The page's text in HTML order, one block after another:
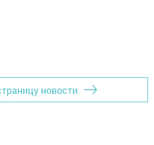
новости